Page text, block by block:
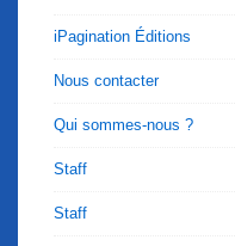
iPagination Éditions
Nous contacter
Qui sommes-nous ?
Staff
Staff